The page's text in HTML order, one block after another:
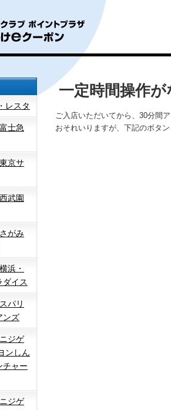
レスタ
士急
京サ
武園
がみ
浜・
ダイス
パリ
ンズ
ジゲ
ンしん
チャー
ジゲ
一定時間操作
ご入店いただいてから、30分間
おそれいりますが、下記のボタ